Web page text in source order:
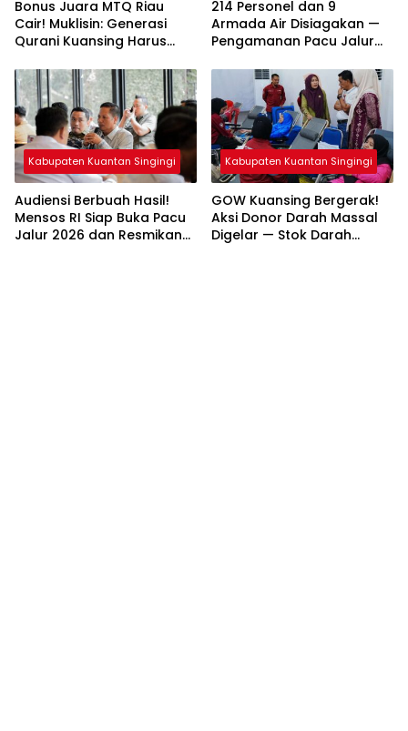
Bonus Juara MTQ Riau
Cair! Muklisin: Generasi
Qurani Kuansing Harus
214 Personel dan 9
Armada Air Disiagakan —
Pengamanan Pacu Jalur
Dipastikan Maksimal
Kabupaten Kuantan Singingi
Audiensi Berbuah Hasil!
Mensos RI Siap Buka Pacu
Jalur 2026 dan Resmikan
Kabupaten Kuantan Singingi
GOW Kuansing Bergerak!
Aksi Donor Darah Massal
Digelar — Stok Darah